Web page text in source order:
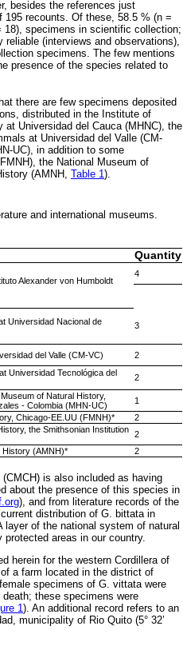
besides the references just
195 recounts. Of these, 58.5 % (n =
18), specimens in scientific collection;
(interviews and observations),
specimens. The few mentions
presence of the species related to
there are few specimens deposited
distributed in the Institute of
Universidad del Cauca (MHNC), the
at Universidad del Valle (CM-
UC), in addition to some
the National Museum of
(AMNH, Table 1).
and international museums.
Quantity
Alexander von Humboldt
4
Universidad Nacional de
3
del Valle (CM-VC)
2
Universidad Tecnológica del
2
of Natural History,
- Colombia (MHN-UC)
1
Chicago-EE.UU (FMNH)*
2
the Smithsonian Institution 2
History (AMNH)* 2
is also included as having
about the presence of this species in
), and from literature records of the
distribution of G. bittata in
of the national system of natural
areas in our country.
herein for the western Cordillera of
a farm located in the district of
specimens of G. vittata were
these specimens were
1). An additional record refers to an
municipality of Rio Quito (5° 32’